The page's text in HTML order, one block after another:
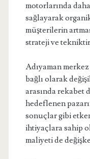
motorlarında
sağlayarak
müşterilerin
strateji ve
Adıyaman
bağlı olarak
arasında rekabet
hedeflenen
sonuçlar gibi
ihtiyaçlara sahip
maliyeti de